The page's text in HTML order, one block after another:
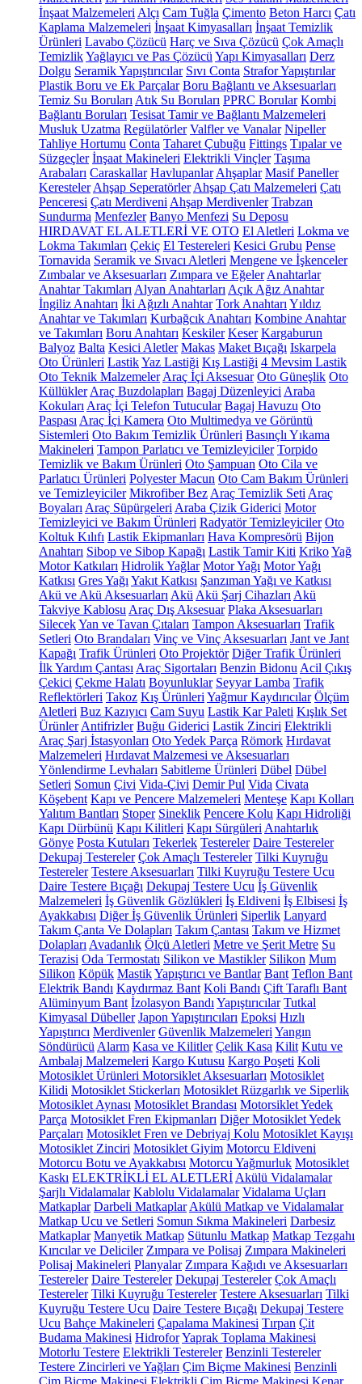
İnşaat Malzemeleri Alçı Cam Tuğla Çimento Beton Harcı Çatı
Kaplama Malzemeleri İnşaat Kimyasalları İnşaat Temizlik
Ürünleri Lavabo Çözücü Harç ve Sıva Çözücü Çok Amaçlı
TemizlikYağlayıcı ve Pas Çözücü Yapı Kimyasalları Derz
Dolgu Seramik Yapıştırıcılar Sıvı Conta Strafor Yapıştırılar
Plastik Boru ve Ek Parçalar Boru Bağlantı ve Aksesuarları
Temiz Su Boruları Atık Su Boruları PPRC Borular Kombi
Bağlantı Boruları Tesisat Tamir ve Bağlantı Malzemeleri
Musluk Uzatma Regülatörler Valfler ve Vanalar Nipeller
Tahliye Hortumu Conta Taharet Çubuğu Fittings Tıpalar ve
Süzgeçler İnşaat Makineleri Elektrikli Vinçler Taşıma
Arabaları Caraskallar Havlupanlar Ahşaplar Masif Paneller
Keresteler Ahşap Seperatörler Ahşap Çatı Malzemeleri Çatı
Penceresi Çatı Merdiveni Ahşap Merdivenler Trabzan
Sundurma Menfezler Banyo Menfezi Su Deposu
HIRDAVAT EL ALETLERİ VE OTO El Aletleri Lokma ve
Lokma Takımları Çekiç El Testereleri Kesici Grubu Pense
Tornavida Seramik ve Sıvacı Aletleri Mengene ve İşkenceler
Zımbalar ve Aksesuarları Zımpara ve Eğeler Anahtarlar
Anahtar Takımları Alyan Anahtarları Açık Ağız Anahtar
İngiliz Anahtarı İki Ağızlı Anahtar Tork Anahtarı Yıldız
Anahtar ve Takımları Kurbağcık Anahtarı Kombine Anahtar
ve Takımları Boru Anahtarı Keskiler Keser Kargaburun
Balyoz Balta Kesici Aletler Makas Maket Bıçağı Iskarpela
Oto Ürünleri LastikYaz Lastiği Kış Lastiği 4 Mevsim Lastik
Oto Teknik Malzemeler Araç İçi Aksesuar Oto Güneşlik Oto
Küllükler Araç Buzdolapları Bagaj Düzenleyici Araba
Kokuları Araç İçi Telefon Tutucular Bagaj Havuzu Oto
Paspası Araç İçi Kamera Oto Multimedya ve Görüntü
Sistemleri Oto Bakım Temizlik Ürünleri Basınçlı Yıkama
Makineleri Tampon Parlatıcı ve Temizleyiciler Torpido
Temizlik ve Bakım Ürünleri Oto Şampuan Oto Cila ve
Parlatıcı Ürünleri Polyester Macun Oto Cam Bakım Ürünleri
ve Temizleyiciler Mikrofiber Bez Araç Temizlik Seti Araç
Boyaları Araç Süpürgeleri Araba Çizik Giderici Motor
Temizleyici ve Bakım Ürünleri Radyatör Temizleyiciler Oto
Koltuk Kılıfı Lastik Ekipmanları Hava Kompresörü Bijon
Anahtarı Sibop ve Sibop Kapağı Lastik Tamir Kiti KrikoYağ
Motor Katkıları Hidrolik Yağlar Motor Yağı Motor Yağı
Katkısı Gres Yağı Yakıt Katkısı Şanzıman Yağı ve Katkısı
Akü ve Akü Aksesuarları Akü Akü Şarj Cihazları Akü
Takviye Kablosu Araç Dış Aksesuar Plaka Aksesuarları
SilecekYan ve Tavan Çıtaları Tampon Aksesuarları Trafik
Setleri Oto Brandaları Vinç ve Vinç Aksesuarları Jant ve Jant
Kapağı Trafik Ürünleri Oto Projektör Diğer Trafik Ürünleri
İlk Yardım Çantası Araç Sigortaları Benzin Bidonu Acil Çıkış
Çekici Çekme Halatı Boyunluklar Seyyar Lamba Trafik
Reflektörleri Takoz Kış Ürünleri Yağmur Kaydırıcılar Ölçüm
Aletleri Buz Kazıyıcı Cam Suyu Lastik Kar Paleti Kışlık Set
Ürünler Antifrizler Buğu Giderici Lastik Zinciri Elektrikli
Araç Şarj İstasyonları Oto Yedek Parça Römork Hırdavat
Malzemeleri Hırdavat Malzemesi ve Aksesuarları
Yönlendirme Levhaları Sabitleme Ürünleri Dübel Dübel
Setleri Somun Çivi Vida-Çivi Demir Pul Vida Civata
Köşebent Kapı ve Pencere Malzemeleri Menteşe Kapı Kolları
Yalıtım Bantları Stoper Sineklik Pencere Kolu Kapı Hidroliği
Kapı Dürbünü Kapı Kilitleri Kapı Sürgüleri Anahtarlık
Gönye Posta Kutuları Tekerlek Testereler Daire Testereler
Dekupaj Testereler Çok Amaçlı Testereler Tilki Kuyruğu
Testereler Testere Aksesuarları Tilki Kuyruğu Testere Ucu
Daire Testere Bıçağı Dekupaj Testere Ucu İş Güvenlik
Malzemeleri İş Güvenlik Gözlükleri İş Eldiveni İş Elbisesi İş
Ayakkabısı Diğer İş Güvenlik Ürünleri Siperlik Lanyard
Takım Çanta Ve Dolapları Takım Çantası Takım ve Hizmet
Dolapları Avadanlık Ölçü Aletleri Metre ve Şerit Metre Su
Terazisi Oda Termostatı Silikon ve Mastikler Silikon Mum
Silikon Köpük MastikYapıştırıcı ve Bantlar Bant Teflon Bant
Elektrik Bandı Kaydırmaz Bant Koli Bandı Çift Taraflı Bant
Alüminyum Bant İzolasyon Bandı Yapıştırıcılar Tutkal
Kimyasal Dübeller Japon Yapıştırıcıları Epoksi Hızlı
Yapıştırıcı Merdivenler Güvenlik Malzemeleri Yangın
Söndürücü Alarm Kasa ve Kilitler Çelik Kasa Kilit Kutu ve
Ambalaj Malzemeleri Kargo Kutusu Kargo Poşeti Koli
Motosiklet Ürünleri Motorsiklet Aksesuarları Motosiklet
Kilidi Motosiklet Stickerları Motosiklet Rüzgarlık ve Siperlik
Motosiklet Aynası Motosiklet Brandası Motorsiklet Yedek
Parça Motosiklet Fren Ekipmanları Diğer Motosiklet Yedek
Parçaları Motosiklet Fren ve Debriyaj Kolu Motosiklet Kayışı
Motosiklet Zinciri Motosiklet Giyim Motorcu Eldiveni
Motorcu Botu ve Ayakkabısı Motorcu Yağmurluk Motosiklet
Kaskı ELEKTRİKLİ EL ALETLERİ Akülü Vidalamalar
Şarjlı Vidalamalar Kablolu Vidalamalar Vidalama Uçları
Matkaplar Darbeli Matkaplar Akülü Matkap ve Vidalamalar
Matkap Ucu ve Setleri Somun Sıkma Makineleri Darbesiz
Matkaplar Manyetik Matkap Sütunlu Matkap Matkap Tezgahı
Kırıcılar ve Deliciler Zımpara ve Polisaj Zımpara Makineleri
Polisaj Makineleri Planyalar Zımpara Kağıdı ve Aksesuarları
Testereler Daire Testereler Dekupaj Testereler Çok Amaçlı
Testereler Tilki Kuyruğu Testereler Testere Aksesuarları Tilki
Kuyruğu Testere Ucu Daire Testere Bıçağı Dekupaj Testere
Ucu Bahçe Makineleri Çapalama Makinesi Tırpan Çit
Budama Makinesi HidroforYaprak Toplama Makinesi
Motorlu Testere Elektrikli Testereler Benzinli Testereler
Testere Zincirleri ve Yağları Çim Biçme Makinesi Benzinli
Çim Biçme Makinesi Elektrikli Çim Biçme Makinesi Kenar